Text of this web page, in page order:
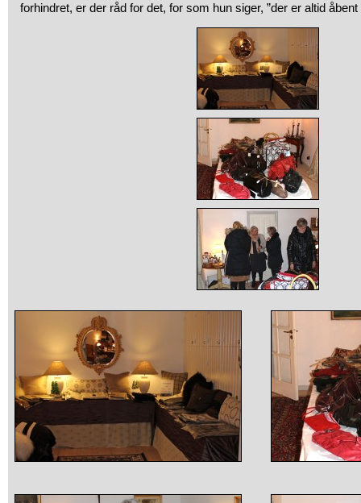
forhindret, er der råd for det, for som hun siger, ”der er altid åbent